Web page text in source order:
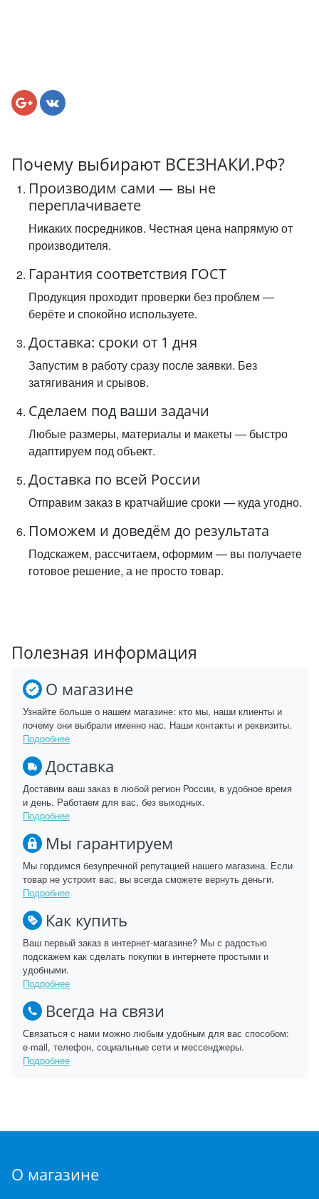
Почему выбирают ВСЕЗНАКИ.РФ?
Производим сами — вы не
переплачиваете
Никаких посредников. Честная цена напрямую от
производителя.
Гарантия соответствия ГОСТ
Продукция проходит проверки без проблем —
берёте и спокойно используете.
Доставка: сроки от 1 дня
Запустим в работу сразу после заявки. Без
затягивания и срывов.
Сделаем под ваши задачи
Любые размеры, материалы и макеты — быстро
адаптируем под объект.
Доставка по всей России
Отправим заказ в кратчайшие сроки — куда угодно.
Поможем и доведём до результата
Подскажем, рассчитаем, оформим — вы получаете
готовое решение, а не просто товар.
Полезная информация
О магазине
Узнайте больше о нашем магазине: кто мы, наши клиенты и
почему они выбрали именно нас. Наши контакты и реквизиты.
Подробнее
Доставка
Доставим ваш заказ в любой регион России, в удобное время
и день. Работаем для вас, без выходных.
Подробнее
Мы гарантируем
Мы гордимся безупречной репутацией нашего магазина. Если
товар не устроит вас, вы всегда сможете вернуть деньги.
Подробнее
Как купить
Ваш первый заказ в интернет-магазине? Мы с радостью
подскажем как сделать покупки в интернете простыми и
удобными.
Подробнее
Всегда на связи
Связаться с нами можно любым удобным для вас способом:
e-mail, телефон, социальные сети и мессенджеры.
Подробнее
О магазине